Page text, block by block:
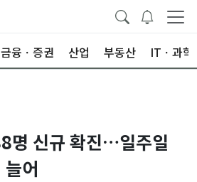
금융ㆍ증권 산업 부동산 ITㆍ과학
명 신규 확진…일주일
어